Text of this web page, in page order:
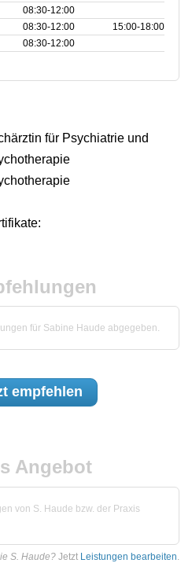
08:30‑12:00
08:30‑12:00
15:00‑18:00
08:30‑12:00
für Psychiatrie und
für Sabine Haude abgegeben.
empfehlen
Angebot
von S. Haude bzw. der Praxis
S. Haude? Jetzt Leistungen bearbeiten.